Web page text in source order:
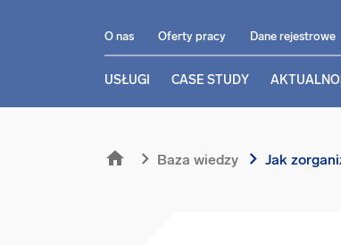
O nas Oferty pracy Dane rejestrowe
USŁUGI CASE STUDY
home chevron_right Baza wiedzy chevron_right Jak